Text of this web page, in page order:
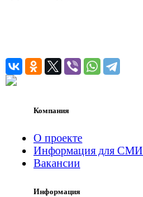
Компания
О проекте
Информация для СМИ
Вакансии
Информация